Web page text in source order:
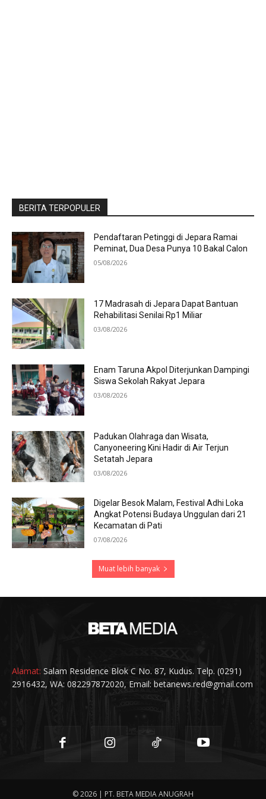
BERITA TERPOPULER
Pendaftaran Petinggi di Jepara Ramai
Peminat, Dua Desa Punya 10 Bakal Calon
05/08/2026
17 Madrasah di Jepara Dapat Bantuan
Rehabilitasi Senilai Rp1 Miliar
03/08/2026
Enam Taruna Akpol Diterjunkan Dampingi
Siswa Sekolah Rakyat Jepara
03/08/2026
Padukan Olahraga dan Wisata,
Canyoneering Kini Hadir di Air Terjun
Setatah Jepara
03/08/2026
Digelar Besok Malam, Festival Adhi Loka
Angkat Potensi Budaya Unggulan dari 21
Kecamatan di Pati
07/08/2026
Muat lebih banyak
Alamat: Salam Residence Blok C No. 87, Kudus. Telp. (0291)
2916432, WA: 082297872020, Email: betanews.red@gmail.com
© 2026 | PT. BETA MEDIA ANUGRAH